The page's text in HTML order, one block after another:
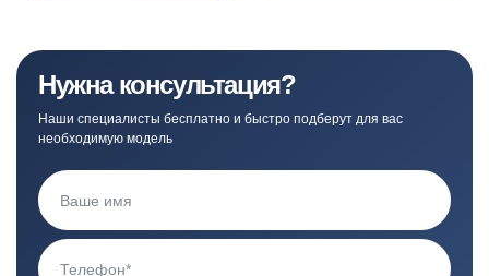
Нужна консультация?
Наши специалисты бесплатно и быстро подберут для вас
необходимую модель